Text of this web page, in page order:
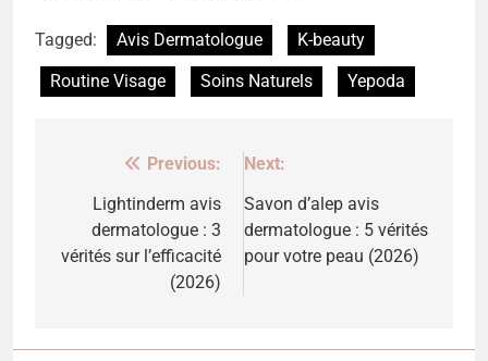
Tagged: Avis Dermatologue
K-beauty
Routine Visage
Soins Naturels Yepoda
Navigation
l’article
Previous:
Lightinderm avis
dermatologue : 3
vérités sur l’efficacité
(2026)
Next:
Savon d’alep avis
dermatologue : 5 vérités
pour votre peau (2026)